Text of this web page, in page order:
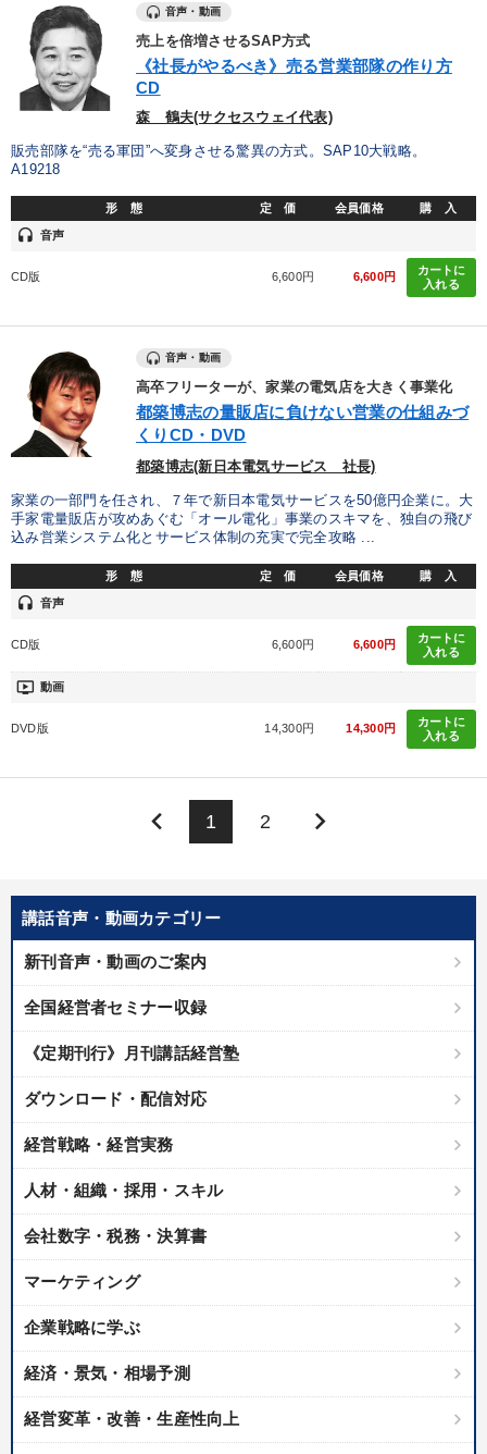
講話音声・動画カテゴリー
新刊音声・動画のご案内
全国経営者セミナー収録
《定期刊行》月刊講話経営塾
ダウンロード・配信対応
経営戦略・経営実務
人材・組織・採用・スキル
会社数字・税務・決算書
マーケティング
企業戦略に学ぶ
経済・景気・相場予測
経営変革・改善・生産性向上
音声・動画
売上を倍増させるSAP方式
《社長がやるべき》売る営業部隊の作り方
CD
森 鶴夫(サクセスウェイ代表)
販売部隊を“売る軍団”へ変身させる驚異の方式。SAP10大戦略。
A19218
形 態 定 価 会員価格 購 入
headset 音声
CD版 6,600円 6,600円
カートに
入れる
音声・動画
高卒フリーターが、家業の電気店を大きく事業化
都築博志の量販店に負けない営業の仕組みづ
くりCD・DVD
都築博志(新日本電気サービス 社長)
家業の一部門を任され、７年で新日本電気サービスを50億円企業に。大
手家電量販店が攻めあぐむ「オール電化」事業のスキマを、独自の飛び
込み営業システム化とサービス体制の充実で完全攻略 ...
形 態 定 価 会員価格 購 入
headset 音声
CD版 6,600円 6,600円
カートに
入れる
ondemand_video 動画
DVD版 14,300円 14,300円
カートに
入れる
keyboard_arrow_left 1 2 keyboard_arrow_right